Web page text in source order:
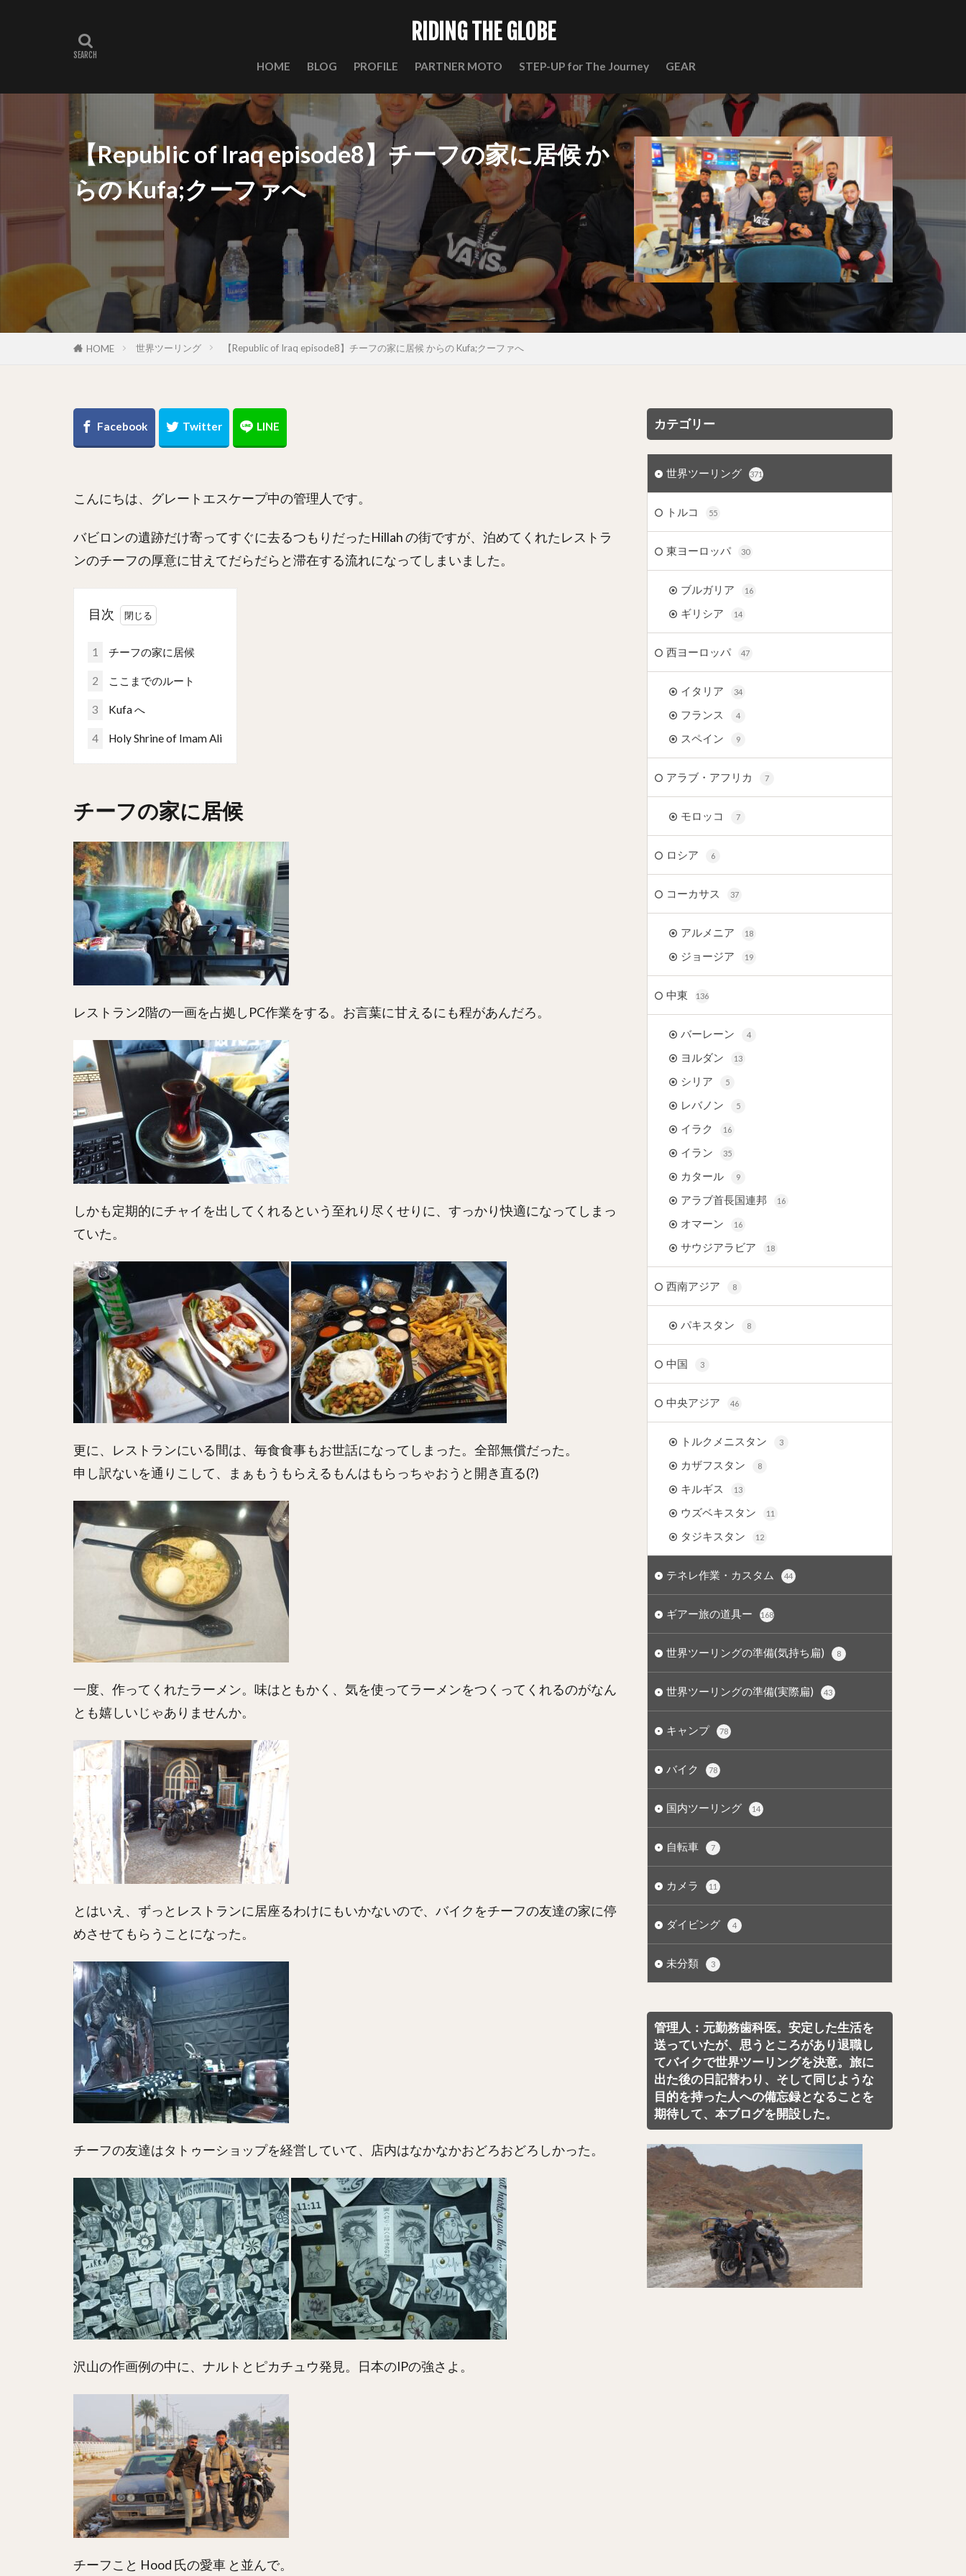
RIDING THE GLOBE
HOME BLOG PROFILE PARTNER MOTO STEP-UP for The Journey GEAR
【Republic of Iraq episode8】チーフの家に居候 か
らの Kufa;クーファへ
HOME 世界ツーリング 【Republic of Iraq episode8】チーフの家に居候 からの Kufa;クーファへ
こんにちは、グレートエスケープ中の管理人です。
バビロンの遺跡だけ寄ってすぐに去るつもりだったHillah の街ですが、泊めてくれたレストラ
ンのチーフの厚意に甘えてだらだらと滞在する流れになってしまいました。
目次
1 チーフの家に居候
2 ここまでのルート
3 Kufa へ
4 Holy Shrine of Imam Ali
チーフの家に居候
レストラン2階の一画を占拠しPC作業をする。お言葉に甘えるにも程があんだろ。
しかも定期的にチャイを出してくれるという至れり尽くせりに、すっかり快適になってしまっ
ていた。
更に、レストランにいる間は、毎食食事もお世話になってしまった。全部無償だった。
申し訳ないを通りこして、まぁもうもらえるもんはもらっちゃおうと開き直る(?)
一度、作ってくれたラーメン。味はともかく、気を使ってラーメンをつくってくれるのがなん
とも嬉しいじゃありませんか。
とはいえ、ずっとレストランに居座るわけにもいかないので、バイクをチーフの友達の家に停
めさせてもらうことになった。
チーフの友達はタトゥーショップを経営していて、店内はなかなかおどろおどろしかった。
沢山の作画例の中に、ナルトとピカチュウ発見。日本のIPの強さよ。
チーフこと Hood 氏の愛車 と並んで。
カテゴリー
世界ツーリング 371
トルコ 55
東ヨーロッパ 30
ブルガリア 16
ギリシア 14
西ヨーロッパ 47
イタリア 34
フランス 4
スペイン 9
アラブ・アフリカ 7
モロッコ 7
ロシア 6
コーカサス 37
アルメニア 18
ジョージア 19
中東 136
バーレーン 4
ヨルダン 13
シリア 5
レバノン 5
イラク 16
イラン 35
カタール 9
アラブ首長国連邦 16
オマーン 16
サウジアラビア 18
西南アジア 8
パキスタン 8
中国 3
中央アジア 46
トルクメニスタン 3
カザフスタン 8
キルギス 13
ウズベキスタン 11
タジキスタン 12
テネレ作業・カスタム 44
ギアー旅の道具ー 168
世界ツーリングの準備(気持ち扁) 8
世界ツーリングの準備(実際扁) 43
キャンプ 78
バイク 78
国内ツーリング 14
自転車 7
カメラ 11
ダイビング 4
未分類 3
管理人：元勤務歯科医。安定した生活を
送っていたが、思うところがあり退職し
てバイクで世界ツーリングを決意。旅に
出た後の日記替わり、そして同じような
目的を持った人への備忘録となることを
期待して、本ブログを開設した。